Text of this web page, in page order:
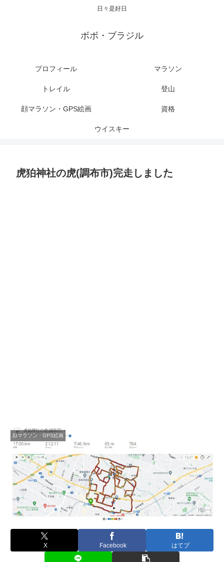
日々是好日
ボボ・ブラジル
プロフィール マラソン
トレイル 登山
顔マラソン・GPS絵画 資格
ウイスキー
虎狛神社の虎(調布市)完走しました
顔マラソン・GPS絵画
X Facebook はてブ